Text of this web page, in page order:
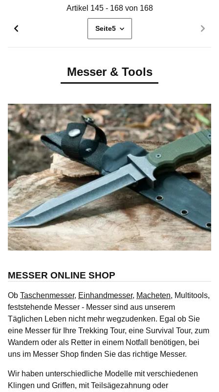
Artikel 145 - 168 von 168
Seite5
Messer & Tools
MESSER ONLINE SHOP
Ob Taschenmesser, Einhandmesser, Macheten, Multitools,
feststehende Messer - Messer sind aus unserem
Täglichen Leben nicht mehr wegzudenken. Egal ob Sie
eine Messer für Ihre Trekking Tour, eine Survival Tour, zum
Wandern oder als Retter in einem Notfall benötigen, bei
uns im Messer Shop finden Sie das richtige Messer.
Wir haben unterschiedliche Modelle mit verschiedenen
Klingen und Griffen, mit Teilsägezahnung oder